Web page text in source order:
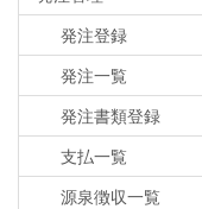
発注登録
発注一覧
発注書類登録
支払一覧
源泉徴収一覧